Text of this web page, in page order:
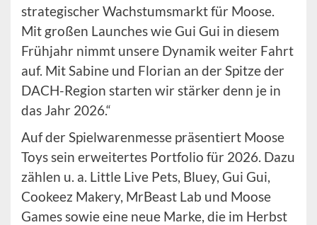
strategischer Wachstumsmarkt für Moose.
Mit großen Launches wie Gui Gui in diesem
Frühjahr nimmt unsere Dynamik weiter Fahrt
auf. Mit Sabine und Florian an der Spitze der
DACH-Region starten wir stärker denn je in
das Jahr 2026.“
Auf der Spielwarenmesse präsentiert Moose
Toys sein erweitertes Portfolio für 2026. Dazu
zählen u. a. Little Live Pets, Bluey, Gui Gui,
Cookeez Makery, MrBeast Lab und Moose
Games sowie eine neue Marke, die im Herbst